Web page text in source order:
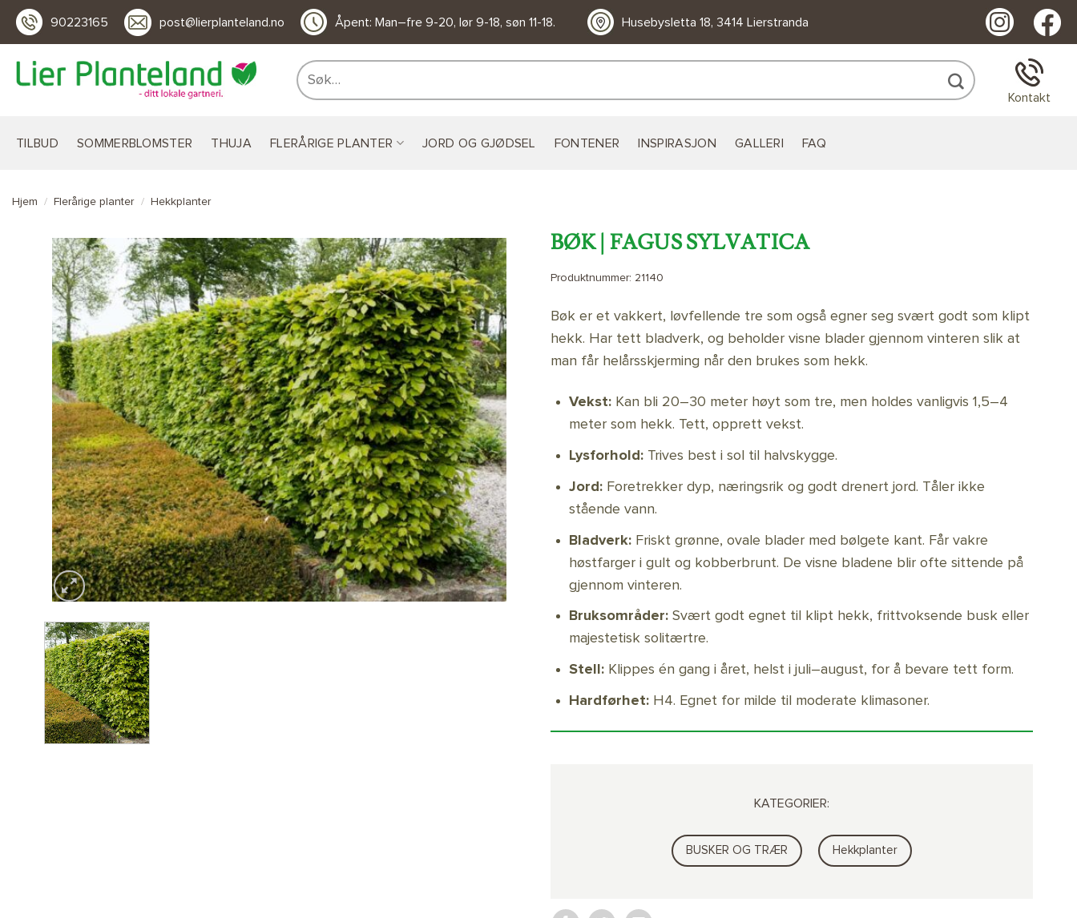
Skip
90223165 post@lierplanteland.no Åpent: Man–fre 9-20, lør 9-18, søn 11-18. Husebysletta 18, 3414 Lierstranda
Søk
etter:
Kontakt
TILBUD SOMMERBLOMSTER THUJA FLERÅRIGE PLANTER JORD OG GJØDSEL FONTENER INSPIRASJON GALLERI FAQ
Hjem / Flerårige planter / Hekkplanter
LEGG TIL
ØNSKELISTE
BØK | FAGUS SYLVATICA
Produktnummer: 21140
Bøk er et vakkert, løvfellende tre som også egner seg svært godt som klipt
hekk. Har tett bladverk, og beholder visne blader gjennom vinteren slik at
man får helårsskjerming når den brukes som hekk.
Vekst: Kan bli 20–30 meter høyt som tre, men holdes vanligvis 1,5–4
meter som hekk. Tett, opprett vekst.
Lysforhold: Trives best i sol til halvskygge.
Jord: Foretrekker dyp, næringsrik og godt drenert jord. Tåler ikke
stående vann.
Bladverk: Friskt grønne, ovale blader med bølgete kant. Får vakre
høstfarger i gult og kobberbrunt. De visne bladene blir ofte sittende på
gjennom vinteren.
Bruksområder: Svært godt egnet til klipt hekk, frittvoksende busk eller
majestetisk solitærtre.
Stell: Klippes én gang i året, helst i juli–august, for å bevare tett form.
Hardførhet: H4. Egnet for milde til moderate klimasoner.
KATEGORIER:
BUSKER OG TRÆR Hekkplanter